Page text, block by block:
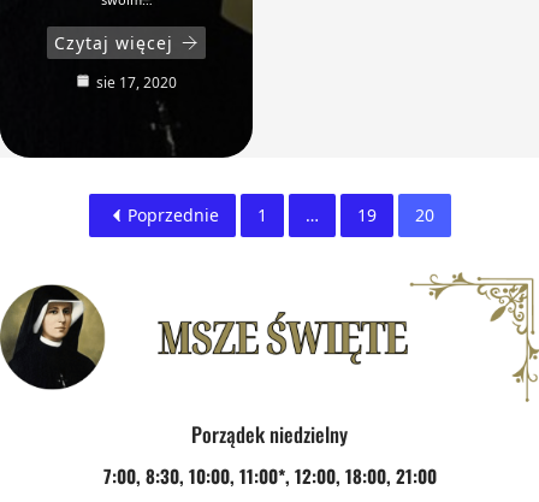
Czytaj więcej
sie 17, 2020
Poprzednie 1 … 19 20
Porządek niedzielny
7:00, 8:30, 10:00, 11:00*, 12:00, 18:00, 21:00